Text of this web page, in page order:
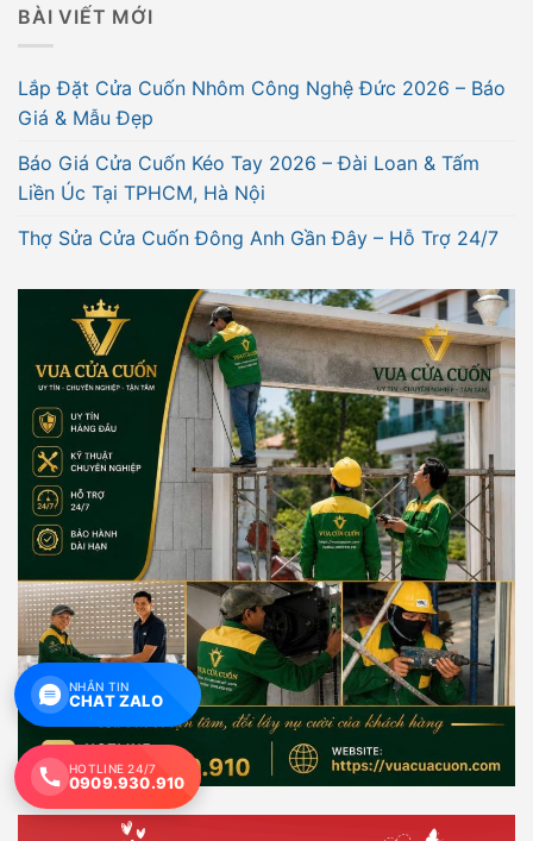
BÀI VIẾT MỚI
Lắp Đặt Cửa Cuốn Nhôm Công Nghệ Đức 2026 – Báo
Giá & Mẫu Đẹp
Báo Giá Cửa Cuốn Kéo Tay 2026 – Đài Loan & Tấm
Liền Úc Tại TPHCM, Hà Nội
Thợ Sửa Cửa Cuốn Đông Anh Gần Đây – Hỗ Trợ 24/7
NHẮN TIN
CHAT ZALO
HOTLINE 24/7
0909.930.910